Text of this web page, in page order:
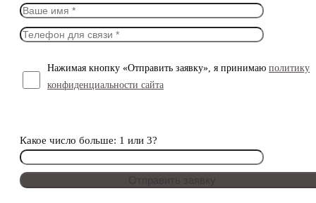
Нажимая кнопку «Отправить заявку», я принимаю политику
конфиденциальности сайта
Какое число больше: 1 или 3?